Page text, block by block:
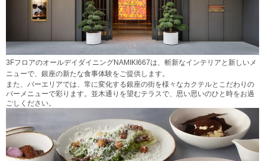
3FフロアのオールデイダイニングNAMIKI667は、斬新なインテリアと新しいメ
ニューで、銀座の新たな食事体験をご提供します。
また、バーエリアでは、常に変化する銀座の街を様々なカクテルとこだわりの
バーメニューで彩ります。並木通りを望むテラスで、思い思いのひと時をお過
ごしください。